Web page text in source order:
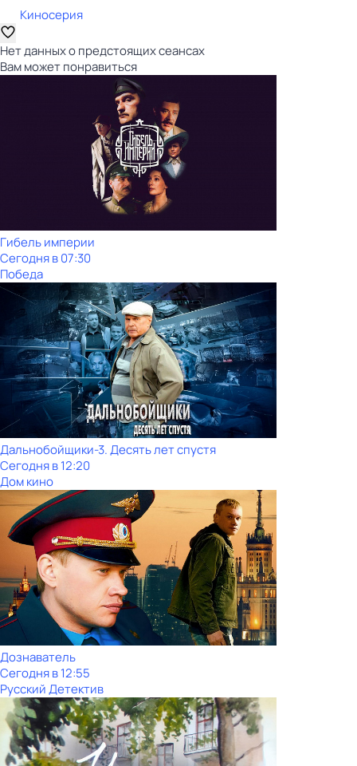
Киносерия
Нет данных о предстоящих сеансах
Вам может понравиться
Гибель империи
Сегодня в 07:30
Победа
Дальнобойщики-3. Десять лет спустя
Сегодня в 12:20
Дом кино
Дознаватель
Сегодня в 12:55
Русский Детектив